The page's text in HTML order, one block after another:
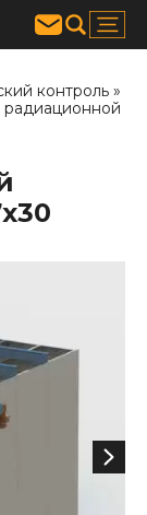
контроль »
радиационной